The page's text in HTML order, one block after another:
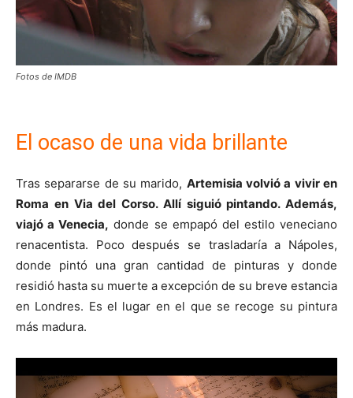
Fotos de IMDB
El ocaso de una vida brillante
Tras separarse de su marido, Artemisia volvió a vivir en
Roma en Via del Corso. Allí siguió pintando. Además,
viajó a Venecia, donde se empapó del estilo veneciano
renacentista. Poco después se trasladaría a Nápoles,
donde pintó una gran cantidad de pinturas y donde
residió hasta su muerte a excepción de su breve estancia
en Londres. Es el lugar en el que se recoge su pintura
más madura.